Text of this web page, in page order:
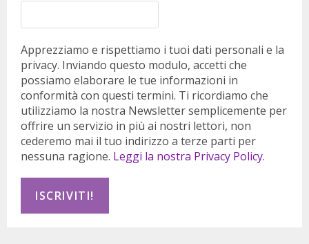
Apprezziamo e rispettiamo i tuoi dati personali e la
privacy. Inviando questo modulo, accetti che
possiamo elaborare le tue informazioni in
conformità con questi termini. Ti ricordiamo che
utilizziamo la nostra Newsletter semplicemente per
offrire un servizio in più ai nostri lettori, non
cederemo mai il tuo indirizzo a terze parti per
nessuna ragione. Leggi la nostra Privacy Policy.